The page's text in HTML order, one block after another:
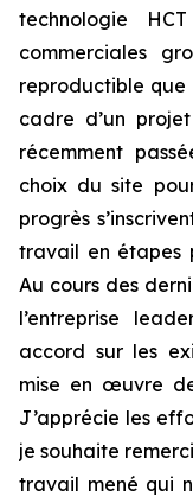
technologie
commerciales
reproductible que
cadre d’un
récemment
choix du site
progrès
travail en étapes
Au cours des
l’entreprise
accord sur les
mise en œuvre
J’apprécie les
je souhaite
travail mené qui